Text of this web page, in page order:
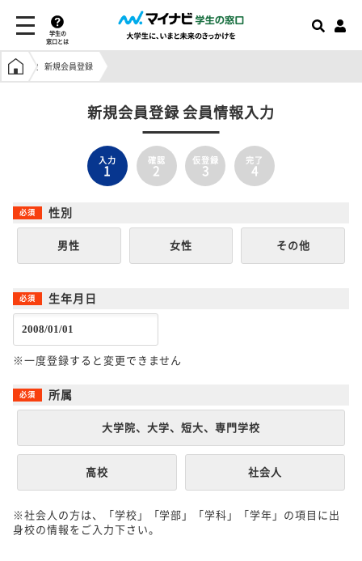
学生の
窓口とは
学生の窓口トップ
新規会員登録
新規会員登録 会員情報入力
入力
1
確認
2
仮登録
3
完了
4
性別
男性 女性 その他
生年月日
※一度登録すると変更できません
所属
大学院、大学、短大、専門学校
高校 社会人
※社会人の方は、「学校」「学部」「学科」「学年」の項目に出
身校の情報をご入力下さい。